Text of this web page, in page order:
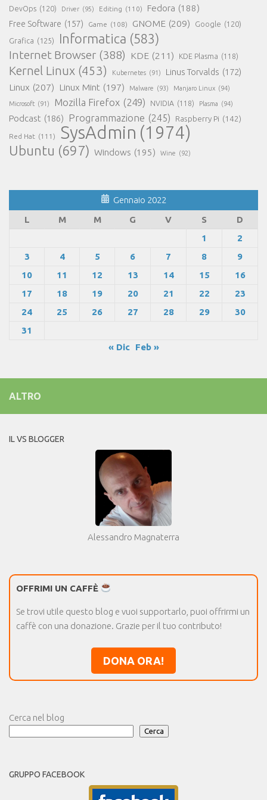
DevOps (120) Driver (95) Editing (110) Fedora (188)
Free Software (157) Game (108) GNOME (209) Google (120)
Grafica (125) Informatica (583)
Internet Browser (388) KDE (211) KDE Plasma (118)
Kernel Linux (453) Kubernetes (91) Linus Torvalds (172)
Linux (207) Linux Mint (197) Malware (93) Manjaro Linux (94)
Microsoft (91) Mozilla Firefox (249) NVIDIA (118) Plasma (94)
Podcast (186) Programmazione (245) Raspberry Pi (142)
Red Hat (111) SysAdmin (1974)
Ubuntu (697) Windows (195) Wine (92)
Gennaio 2022
L
M M G V S
D
1
2
3
4 5 6 7 8
9
10
11 12 13 14 15
16
17
18 19 20 21 22
23
24
25 26 27 28 29
30
31
« Dic
Feb »
ALTRO
IL VS BLOGGER
Alessandro Magnaterra
OFFRIMI UN CAFFÈ
Se trovi utile questo blog e vuoi supportarlo, puoi offrirmi un
caffè con una donazione. Grazie per il tuo contributo!
DONA ORA!
Cerca nel blog
Cerca
GRUPPO FACEBOOK